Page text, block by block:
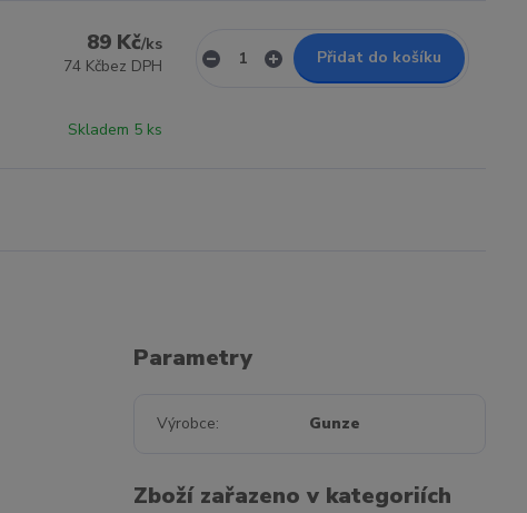
89 Kč/ks
74 Kčbez DPH
Skladem 5 ks
Přidat do košíku
Parametry
Výrobce Gunze
Zboží zařazeno v kategoriích